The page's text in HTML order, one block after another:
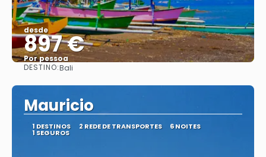
desde
897 €
Por pessoa
DESTINO:Bali
Mauricio
1 DESTINOS 2 REDE DE TRANSPORTES 6 NOITES
1 SEGUROS